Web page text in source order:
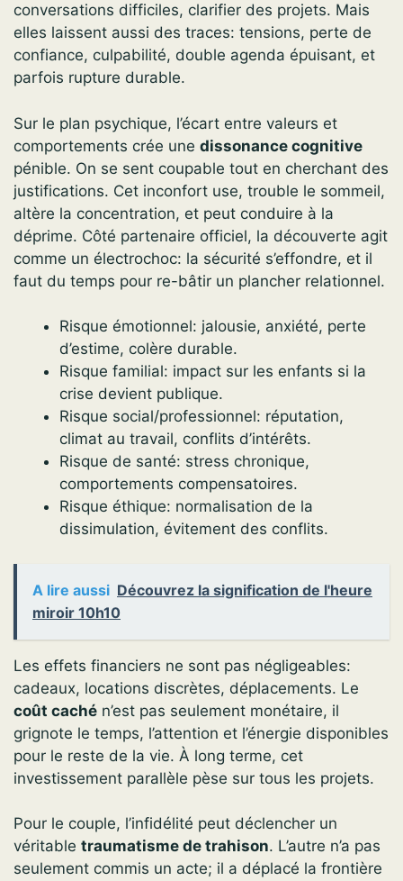
conversations difficiles, clarifier des projets. Mais
elles laissent aussi des traces: tensions, perte de
confiance, culpabilité, double agenda épuisant, et
parfois rupture durable.
Sur le plan psychique, l’écart entre valeurs et
comportements crée une dissonance cognitive
pénible. On se sent coupable tout en cherchant des
justifications. Cet inconfort use, trouble le sommeil,
altère la concentration, et peut conduire à la
déprime. Côté partenaire officiel, la découverte agit
comme un électrochoc: la sécurité s’effondre, et il
faut du temps pour re-bâtir un plancher relationnel.
Risque émotionnel: jalousie, anxiété, perte
d’estime, colère durable.
Risque familial: impact sur les enfants si la
crise devient publique.
Risque social/professionnel: réputation,
climat au travail, conflits d’intérêts.
Risque de santé: stress chronique,
comportements compensatoires.
Risque éthique: normalisation de la
dissimulation, évitement des conflits.
A lire aussi Découvrez la signification de l'heure
miroir 10h10
Les effets financiers ne sont pas négligeables:
cadeaux, locations discrètes, déplacements. Le
coût caché n’est pas seulement monétaire, il
grignote le temps, l’attention et l’énergie disponibles
pour le reste de la vie. À long terme, cet
investissement parallèle pèse sur tous les projets.
Pour le couple, l’infidélité peut déclencher un
véritable traumatisme de trahison. L’autre n’a pas
seulement commis un acte; il a déplacé la frontière